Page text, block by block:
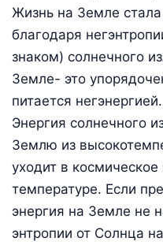
Жизнь на Земле
благодаря
знаком) солнечного
Земле- это
питается негэнергией.
Энергия солнечного
Землю из
уходит в
температуре. Если
энергия на Земле не
энтропии от Солнца